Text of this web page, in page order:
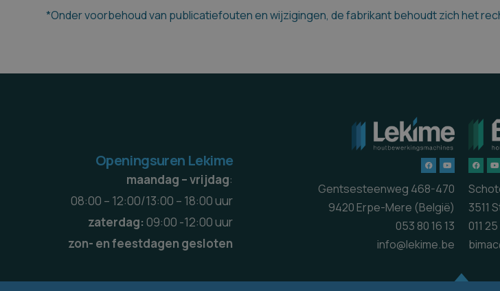
*Onder voorbehoud van publicatiefouten en wijzigingen, de fabrikant behoudt zich het
Openingsuren Lekime
maandag – vrijdag:
08:00 – 12:00/13:00 – 18:00 uur
zaterdag:09:00 -12:00 uur
zon- en feestdagen gesloten
Gentsesteenweg 468-470
9420 Erpe-Mere (België)
053 80 16 13
info@lekime.be
3511
011